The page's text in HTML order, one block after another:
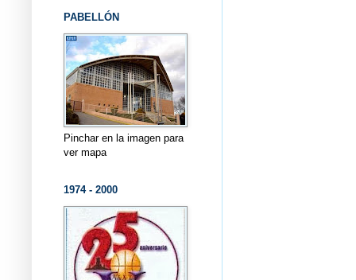
PABELLÓN
Pinchar en la imagen para
ver mapa
1974 - 2000